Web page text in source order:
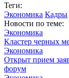
Теги:
Экономика Кадры
Новости по теме:
Экономика
Кластер черных
Экономика
Открыт прием
форум